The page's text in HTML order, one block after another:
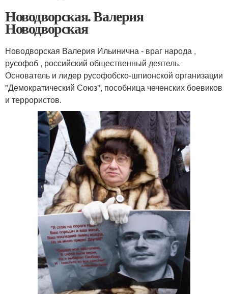
Новодворская. Валерия
Новодворская
Новодворская Валерия Ильинична - враг народа ,
русофоб , российский общественный деятель.
Основатель и лидер русофобско-шпионской организации
"Демократический Союз", пособница чеченских боевиков
и террористов.